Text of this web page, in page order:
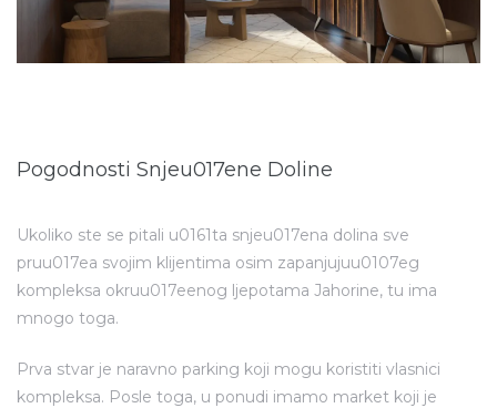
Pogodnosti Snjeu017ene Doline
Ukoliko ste se pitali u0161ta snjeu017ena dolina sve
pruu017ea svojim klijentima osim zapanjujuu0107eg
kompleksa okruu017eenog ljepotama Jahorine, tu ima
mnogo toga.
Prva stvar je naravno parking koji mogu koristiti vlasnici
kompleksa. Posle toga, u ponudi imamo market koji je